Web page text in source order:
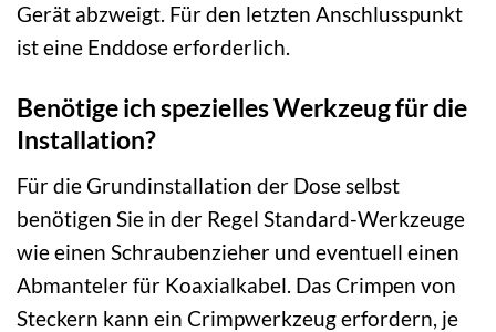
Gerät abzweigt. Für den letzten Anschlusspunkt
ist eine Enddose erforderlich.
Benötige ich spezielles Werkzeug für die
Installation?
Für die Grundinstallation der Dose selbst
benötigen Sie in der Regel Standard-Werkzeuge
wie einen Schraubenzieher und eventuell einen
Abmanteler für Koaxialkabel. Das Crimpen von
Steckern kann ein Crimpwerkzeug erfordern, je